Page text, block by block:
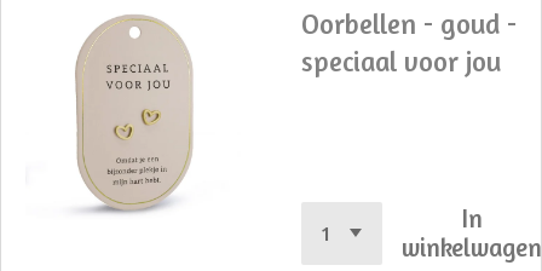
hoofdinhoud
Oorbellen - goud -
speciaal voor jou
In
winkelwagen